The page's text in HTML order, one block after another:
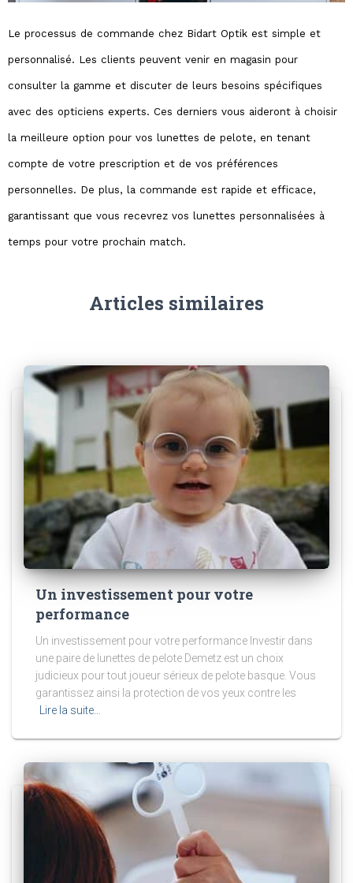
Le processus de commande chez Bidart Optik est simple et
personnalisé. Les clients peuvent venir en magasin pour
consulter la gamme et discuter de leurs besoins spécifiques
avec des opticiens experts. Ces derniers vous aideront à choisir
la meilleure option pour vos lunettes de pelote, en tenant
compte de votre prescription et de vos préférences
personnelles. De plus, la commande est rapide et efficace,
garantissant que vous recevrez vos lunettes personnalisées à
temps pour votre prochain match.
Articles similaires
Un investissement pour votre
performance
Un investissement pour votre performance Investir dans
une paire de lunettes de pelote Demetz est un choix
judicieux pour tout joueur sérieux de pelote basque. Vous
garantissez ainsi la protection de vos yeux contre les
Lire la suite…